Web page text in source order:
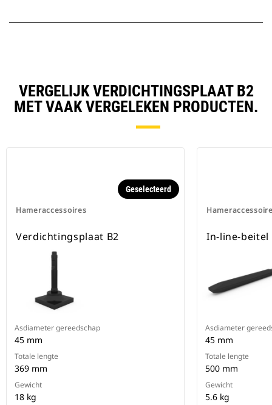
VERGELIJK VERDICHTINGSPLAAT B2
MET VAAK VERGELEKEN PRODUCTEN.
Hameraccessoires
Geselecteerd
Verdichtingsplaat B2
Asdiameter gereedschap
45 mm
Totale lengte
369 mm
Gewicht
18 kg
In-line-beitel
Asdiameter
45 mm
Totale lengte
500 mm
Gewicht
5.6 kg